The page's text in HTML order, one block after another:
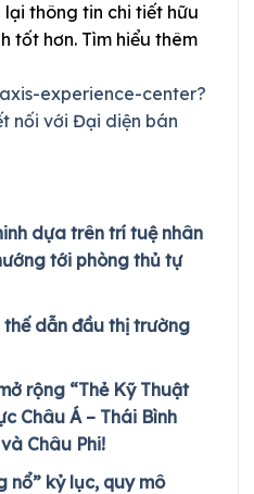
thông tin chi tiết hữu
tốt hơn. Tìm hiểu thêm
experience-center?
nối với Đại diện bán
dựa trên trí tuệ nhân
tới phòng thủ tự
dẫn đầu thị trường
rộng “Thẻ Kỹ Thuật
Châu Á – Thái Bình
Châu Phi!
nổ” kỷ lục, quy mô